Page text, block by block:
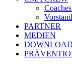
Vorstand
PARTNER
MEDIEN